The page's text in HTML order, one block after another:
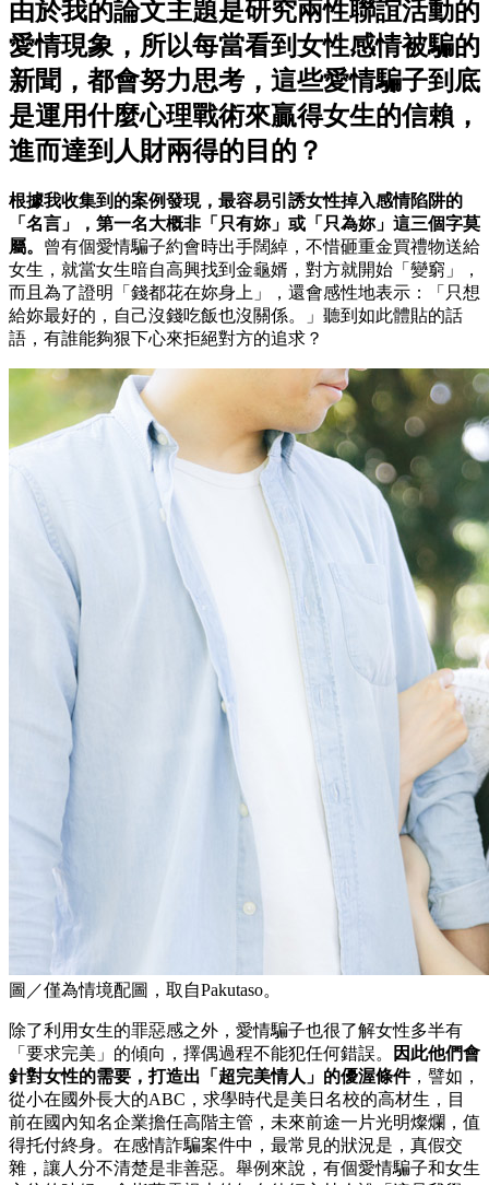
由於我的論文主題是研究兩性聯誼活動的
愛情現象，所以每當看到女性感情被騙的
新聞，都會努力思考，這些愛情騙子到底
是運用什麼心理戰術來贏得女生的信賴，
進而達到人財兩得的目的？
根據我收集到的案例發現，最容易引誘女性掉入感情陷阱的
「名言」，第一名大概非「只有妳」或「只為妳」這三個字莫
屬。 曾有個愛情騙子約會時出手闊綽，不惜砸重金買禮物送給
女生，就當女生暗自高興找到金龜婿，對方就開始「變窮」，
而且為了證明「錢都花在妳身上」，還會感性地表示：「只想
給妳最好的，自己沒錢吃飯也沒關係。」聽到如此體貼的話
語，有誰能夠狠下心來拒絕對方的追求？
圖／僅為情境配圖，取自Pakutaso。
除了利用女生的罪惡感之外，愛情騙子也很了解女性多半有
「要求完美」的傾向，擇偶過程不能犯任何錯誤。
因此他們會
針對女性的需要，打造出「超完美情人」的優渥條件，譬如，
從小在國外長大的ABC，求學時代是美日名校的高材生，目
前在國內知名企業擔任高階主管，未來前途一片光明燦爛，值
得托付終身。在感情詐騙案件中，最常見的狀況是，真假交
雜，讓人分不清楚是非善惡。舉例來說，有個愛情騙子和女生